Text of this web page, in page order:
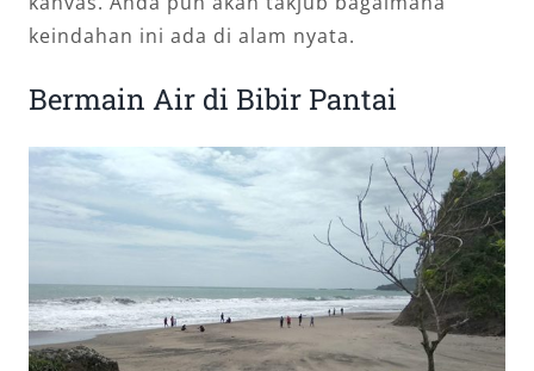
keindahan ini ada di alam nyata.
Bermain Air di Bibir Pantai